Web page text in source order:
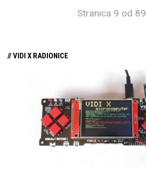
Stranica 9 od 89
// VIDI X RADIONICE